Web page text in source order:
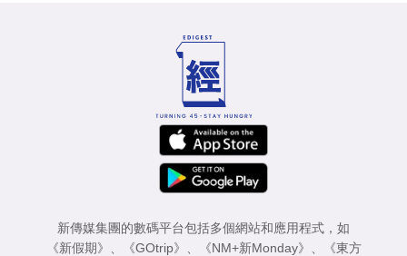
新傳媒集團的數碼平台包括多個網站和應用程式，如
《新假期》
《GOtrip》 《NM+新Monday》
《東方